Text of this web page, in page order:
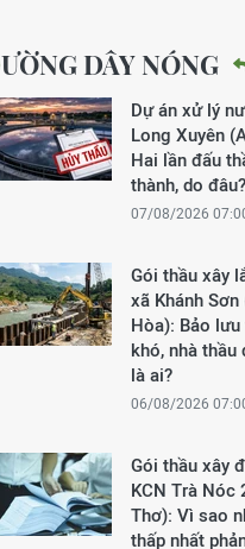
ĐƯỜNG DÂY NÓNG
Dự án xử lý
Long Xuyên
Hai lần đấu
thành, do đâu?
07/08/2026
Gói thầu xây
xã Khánh Sơn
Hòa): Bảo
khó, nhà thầu
là ai?
06/08/2026
Gói thầu xây
KCN Trà Nóc
Thơ): Vì sao
thấp nhất